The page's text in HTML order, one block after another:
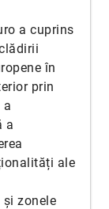
a cuprins
în
prin
a
a
ale
și zonele